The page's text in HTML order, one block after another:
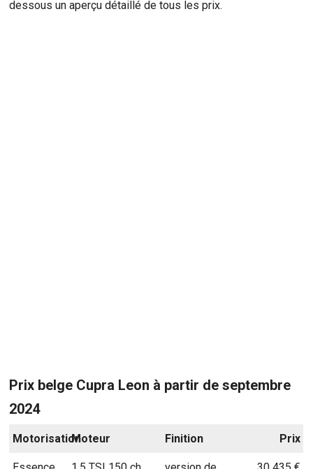
dessous un aperçu détaillé de tous les prix.
Prix belge Cupra Leon à partir de septembre
2024
MotorisationMoteur Finition Prix